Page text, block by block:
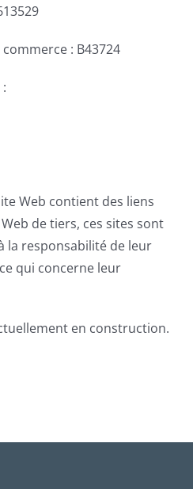
: B43724
:
Web contient des liens
de tiers, ces sites sont
la responsabilité de leur
qui concerne leur
en construction.